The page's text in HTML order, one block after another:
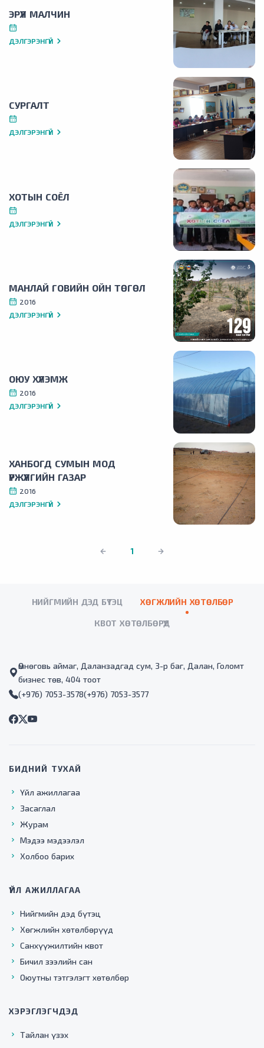
ЭРҮҮЛ МАЛЧИН
ДЭЛГЭРЭНГҮЙ
СУРГАЛТ
ДЭЛГЭРЭНГҮЙ
ХОТЫН СОЁЛ
ДЭЛГЭРЭНГҮЙ
МАНЛАЙ ГОВИЙН ОЙН ТӨГӨЛ
2016
ДЭЛГЭРЭНГҮЙ
ОЮУ ХҮЛЭМЖ
2016
ДЭЛГЭРЭНГҮЙ
ХАНБОГД СУМЫН МОД
ҮРЖҮҮЛГИЙН ГАЗАР
2016
ДЭЛГЭРЭНГҮЙ
1
НИЙГМИЙН ДЭД БҮТЭЦ ХӨГЖЛИЙН ХӨТӨЛБӨР
КВОТ ХӨТӨЛБӨРҮҮД
Өмнөговь аймаг, Даланзадгад сум, 3-р баг, Далан, Голомт
бизнес төв, 404 тоот
(+976) 7053-3578(+976) 7053-3577
БИДНИЙ ТУХАЙ
Үйл ажиллагаа
Засаглал
Журам
Мэдээ мэдээлэл
Холбоо барих
ҮЙЛ АЖИЛЛАГАА
Нийгмийн дэд бүтэц
Хөгжлийн хөтөлбөрүүд
Санхүүжилтийн квот
Бичил зээлийн сан
Оюутны тэтгэлэгт хөтөлбөр
ХЭРЭГЛЭГЧДЭД
Тайлан үзэх